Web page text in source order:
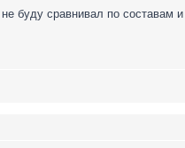
буду сравнивал по составам